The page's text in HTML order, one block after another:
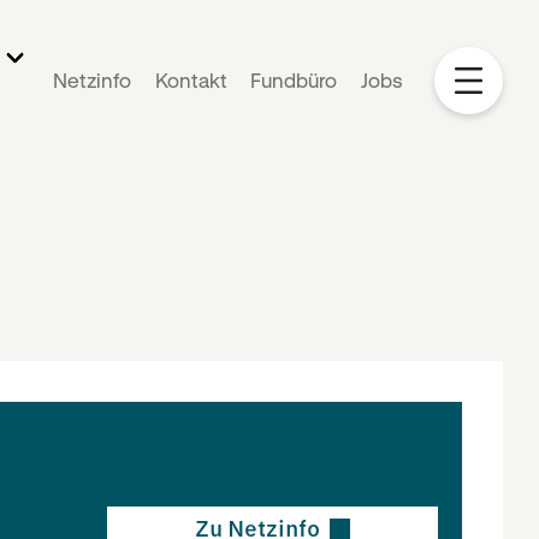
Netzinfo
Kontakt Fundbüro Jobs
Zu Netzinfo